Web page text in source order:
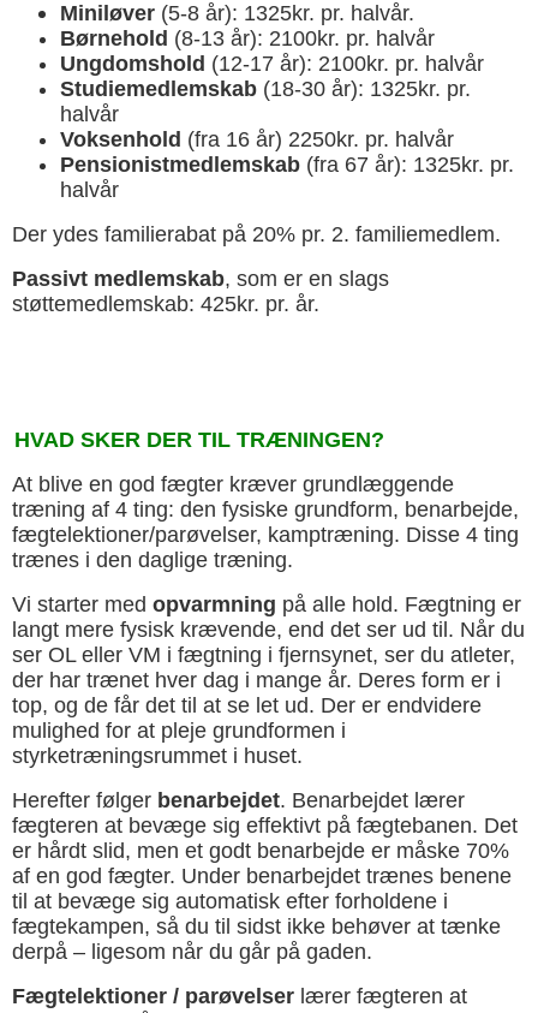
Miniløver (5-8 år): 1325kr. pr. halvår.
Børnehold (8-13 år): 2100kr. pr. halvår
Ungdomshold (12-17 år): 2100kr. pr. halvår
Studiemedlemskab (18-30 år): 1325kr. pr.
halvår
Voksenhold (fra 16 år) 2250kr. pr. halvår
Pensionistmedlemskab (fra 67 år): 1325kr. pr.
halvår
Der ydes familierabat på 20% pr. 2. familiemedlem.
Passivt medlemskab, som er en slags
støttemedlemskab: 425kr. pr. år.
HVAD SKER DER TIL TRÆNINGEN?
At blive en god fægter kræver grundlæggende
træning af 4 ting: den fysiske grundform, benarbejde,
fægtelektioner/parøvelser, kamptræning. Disse 4 ting
trænes i den daglige træning.
Vi starter med opvarmning på alle hold. Fægtning er
langt mere fysisk krævende, end det ser ud til. Når du
ser OL eller VM i fægtning i fjernsynet, ser du atleter,
der har trænet hver dag i mange år. Deres form er i
top, og de får det til at se let ud. Der er endvidere
mulighed for at pleje grundformen i
styrketræningsrummet i huset.
Herefter følger benarbejdet. Benarbejdet lærer
fægteren at bevæge sig effektivt på fægtebanen. Det
er hårdt slid, men et godt benarbejde er måske 70%
af en god fægter. Under benarbejdet trænes benene
til at bevæge sig automatisk efter forholdene i
fægtekampen, så du til sidst ikke behøver at tænke
derpå – ligesom når du går på gaden.
Fægtelektioner / parøvelser lærer fægteren at